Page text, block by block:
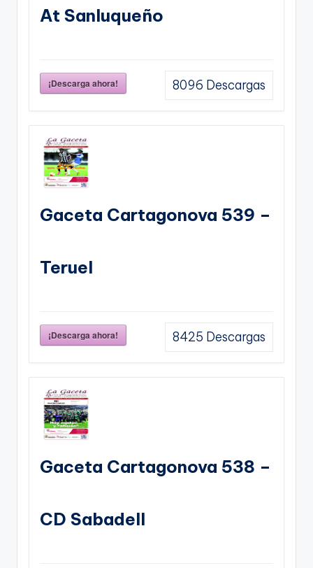
At Sanluqueño
¡Descarga ahora! 8096 Descargas
Gaceta Cartagonova 539 –
Teruel
¡Descarga ahora! 8425 Descargas
Gaceta Cartagonova 538 –
CD Sabadell